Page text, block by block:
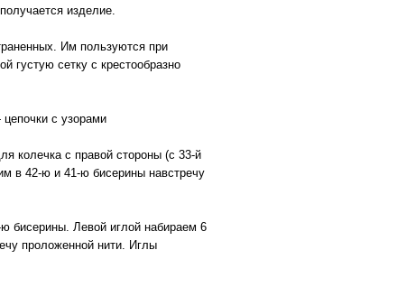
изделие.
Им пользуются при
густую сетку с крестообразно
с узорами
колечка с правой стороны (с 33-й
в 42-ю и 41-ю бисерины навстречу
бисерины. Левой иглой набираем 6
проложенной нити. Иглы